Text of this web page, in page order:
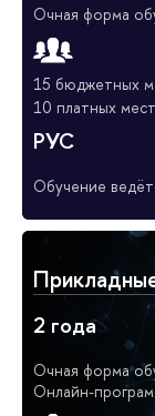
Очная форма
15 бюджетных
10 платных мест
РУС
Обучение
2 года
Очная форма
Онлайн-